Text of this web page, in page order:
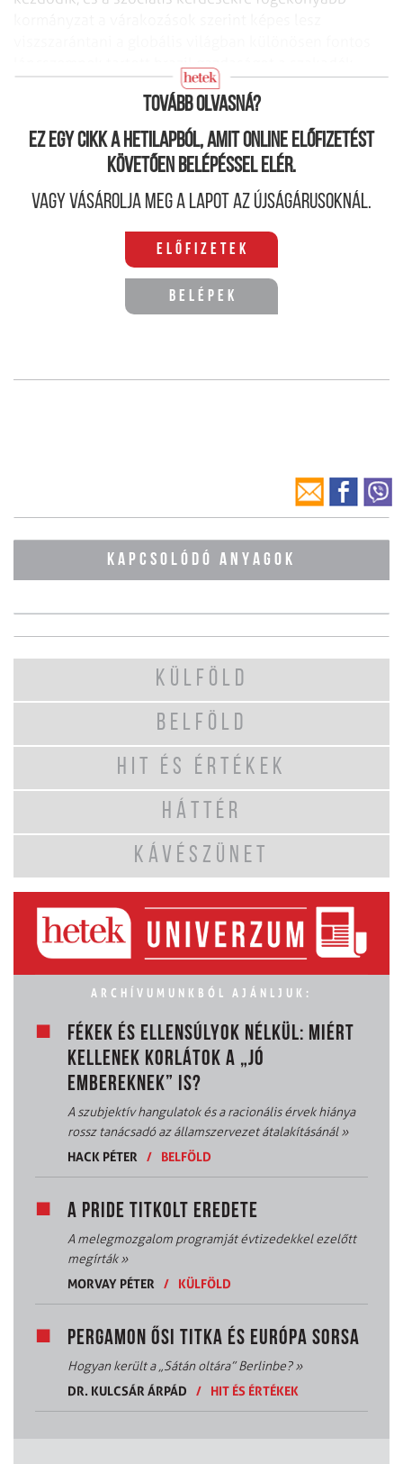
Tovább olvasná?
Ez egy cikk a hetilapból, amit online előfizetést
követően belépéssel elér.
Vagy vásárolja meg a lapot az újságárusoknál.
Előfizetek
Belépek
KAPCSOLÓDÓ ANYAGOK
KÜLFÖLD
BELFÖLD
HIT ÉS ÉRTÉKEK
HÁTTÉR
KÁVÉSZÜNET
ARCHÍVUMUNKBÓL AJÁNLJUK:
FÉKEK ÉS ELLENSÚLYOK NÉLKÜL: MIÉRT
KELLENEK KORLÁTOK A „JÓ
EMBEREKNEK” IS?
A szubjektív hangulatok és a racionális érvek hiánya
rossz tanácsadó az államszervezet átalakításánál»
HACK PÉTER
/ BELFÖLD
A PRIDE TITKOLT EREDETE
A melegmozgalom programját évtizedekkel ezelőtt
megírták»
MORVAY PÉTER
/ KÜLFÖLD
PERGAMON ŐSI TITKA ÉS EURÓPA SORSA
Hogyan került a „Sátán oltára” Berlinbe?»
DR. KULCSÁR ÁRPÁD
/ HIT ÉS ÉRTÉKEK